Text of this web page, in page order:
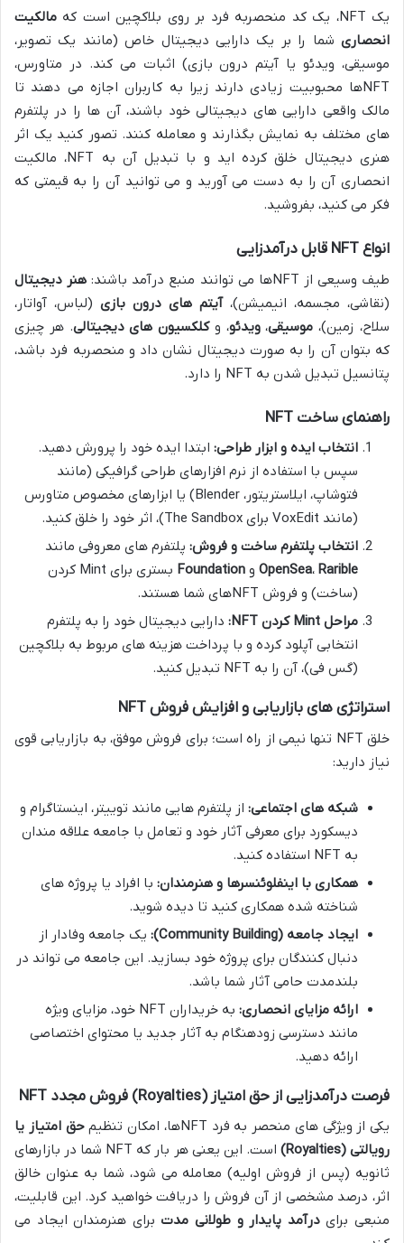
یک NFT، یک کد منحصربه فرد بر روی بلاکچین است که
مالکیت
انحصاری شما را بر یک دارایی دیجیتال خاص (مانند یک تصویر،
موسیقی، ویدئو یا آیتم درون بازی) اثبات می کند. در متاورس،
NFTها محبوبیت زیادی دارند زیرا به کاربران اجازه می دهند تا
مالک واقعی دارایی های دیجیتالی خود باشند، آن ها را در پلتفرم
های مختلف به نمایش بگذارند و معامله کنند. تصور کنید یک اثر
هنری دیجیتال خلق کرده اید و با تبدیل آن به NFT، مالکیت
انحصاری آن را به دست می آورید و می توانید آن را به قیمتی که
فکر می کنید، بفروشید.
انواع NFT قابل درآمدزایی
طیف وسیعی از NFTها می توانند منبع درآمد باشند:
هنر دیجیتال
(نقاشی، مجسمه، انیمیشن)،آیتم های درون بازی (لباس، آواتار،
سلاح، زمین)، موسیقی،ویدئو، وکلکسیون های دیجیتالی. هر چیزی
که بتوان آن را به صورت دیجیتال نشان داد و منحصربه فرد باشد،
پتانسیل تبدیل شدن به NFT را دارد.
راهنمای ساخت NFT
انتخاب ایده و ابزار طراحی: ابتدا ایده خود را پرورش دهید.
سپس با استفاده از نرم افزارهای طراحی گرافیکی (مانند
فتوشاپ، ایلاستریتور، Blender) یا ابزارهای مخصوص متاورس
(مانند VoxEdit برای The Sandbox)، اثر خود را خلق کنید.
انتخاب پلتفرم ساخت و فروش: پلتفرم های معروفی مانند
OpenSea، Rarible و Foundation
بستری برای Mint کردن
(ساخت) و فروش NFTهای شما هستند.
مراحل Mint کردن NFT:
دارایی دیجیتال خود را به پلتفرم
انتخابی آپلود کرده و با پرداخت هزینه های مربوط به بلاکچین
(گس فی)، آن را به NFT تبدیل کنید.
استراتژی های بازاریابی و افزایش فروش NFT
خلق NFT تنها نیمی از راه است؛ برای فروش موفق، به بازاریابی قوی
نیاز دارید:
شبکه های اجتماعی: از پلتفرم هایی مانند توییتر، اینستاگرام و
دیسکورد برای معرفی آثار خود و تعامل با جامعه علاقه مندان
به NFT استفاده کنید.
همکاری با اینفلوئنسرها و هنرمندان: با افراد یا پروژه های
شناخته شده همکاری کنید تا دیده شوید.
ایجاد جامعه (Community Building):
یک جامعه وفادار از
دنبال کنندگان برای پروژه خود بسازید. این جامعه می تواند در
بلندمدت حامی آثار شما باشد.
ارائه مزایای انحصاری:
به خریداران NFT خود، مزایای ویژه
مانند دسترسی زودهنگام به آثار جدید یا محتوای اختصاصی
ارائه دهید.
فرصت درآمدزایی از حق امتیاز (Royalties) فروش مجدد NFT
یکی از ویژگی های منحصر به فرد NFTها، امکان تنظیم
حق امتیاز یا
رویالتی (Royalties)
است. این یعنی هر بار که NFT شما در بازارهای
ثانویه (پس از فروش اولیه) معامله می شود، شما به عنوان خالق
اثر، درصد مشخصی از آن فروش را دریافت خواهید کرد. این قابلیت،
منبعی برایدرآمد پایدار و طولانی مدت برای هنرمندان ایجاد می